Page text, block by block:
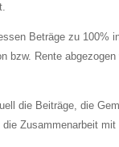
Beträge zu
Rente
die Beiträge, die
Zusammenarbeit